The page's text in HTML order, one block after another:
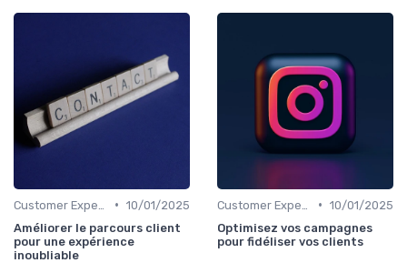
• 10/01/2025
Améliorer le parcours client
pour une expérience
inoubliable
• 10/01/2025
Optimisez vos campagnes
pour fidéliser vos clients